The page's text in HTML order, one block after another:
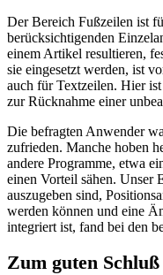
Der Bereich Fußzeilen ist
berücksichtigenden
einem Artikel resultieren,
sie eingesetzt werden, ist
auch für Textzeilen. Hier
zur Rücknahme einer
Die befragten Anwender
zufrieden. Manche hoben
andere Programme, etwa
einen Vorteil sähen. Unser
auszugeben sind,
werden können und eine
integriert ist, fand bei den
Zum guten Schluß